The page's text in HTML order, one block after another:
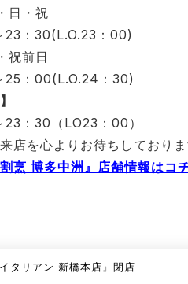
日・祝
23：30(L.O.23：00)
祝前日
25：00(L.O.24：30)
：30（LO23：00）
店を心よりお待ちしておりま
烹 博多中洲』店舗情報はコ
イタリアン 新橋本店』閉店